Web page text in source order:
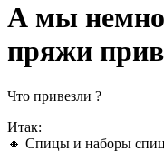
А мы
пряжи
Что привезли ?
Итак:
🔸 Спицы и наборы